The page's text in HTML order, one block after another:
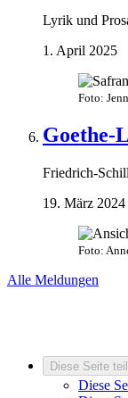
Lyrik und
1. April 2025
Foto:
Goethe-
Friedrich-
19. März 2024
Foto:
Alle Meldungen
Diese Seite
Diese